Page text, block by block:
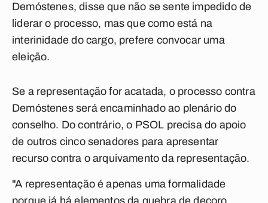
Demóstenes, disse que não se sente impedido de
liderar o processo, mas que como está na
interinidade do cargo, prefere convocar uma
eleição.
Se a representação for acatada, o processo contra
Demóstenes será encaminhado ao plenário do
conselho. Do contrário, o PSOL precisa do apoio
de outros cinco senadores para apresentar
recurso contra o arquivamento da representação.
"A representação é apenas uma formalidade
porque já há elementos da quebra de decoro.